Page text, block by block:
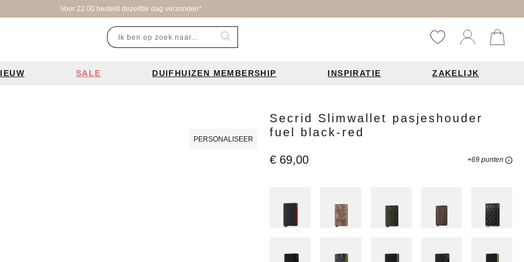
Voor 22.00 besteld dezelfde dag verzonden*
SALE DUIFHUIZEN MEMBERSHIP INSPIRATIE ZAKELIJK
Reistassen Accessoires Fashion items
Bruiloft trends 2026
De leukste Bag Charms
PERSONALISEER
Secrid Slimwallet pasjeshouder
fuel black-red
€ 69,00 +69 punten